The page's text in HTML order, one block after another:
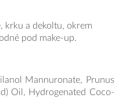
krku a dekoltu, okrem
pod make-up.
Mannuronate, Prunus
Oil, Hydrogenated Coco-